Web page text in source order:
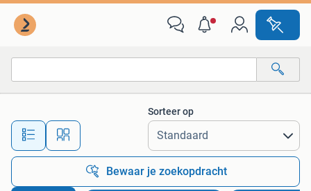
Alle afstanden…
Sorteer op
Bewaar je zoekopdracht